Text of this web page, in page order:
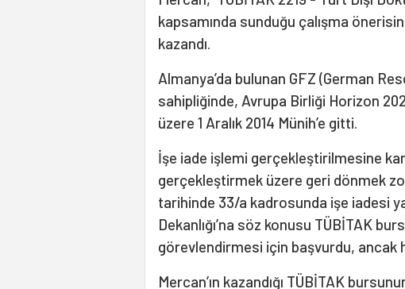
kapsamında sunduğu çalışma
kazandı.
Almanya’da bulunan GFZ (German
sahipliğinde, Avrupa Birliği Horizon
üzere 1 Aralık 2014 Münih’e gitti.
İşe iade işlemi gerçekleştirilmesine
gerçekleştirmek üzere geri dönmek
tarihinde 33/a kadrosunda işe iadesi
Dekanlığı’na söz konusu TÜBİTAK
görevlendirmesi için başvurdu, ancak
Mercan’ın kazandığı TÜBİTAK